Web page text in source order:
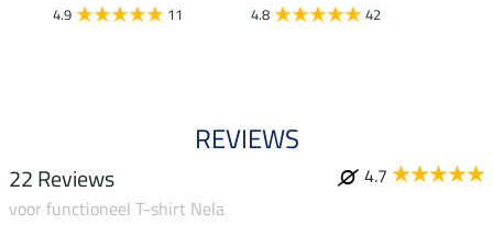
4.9 11 4.8 42
REVIEWS
22 Reviews
4.7
voor functioneel T-shirt Nela